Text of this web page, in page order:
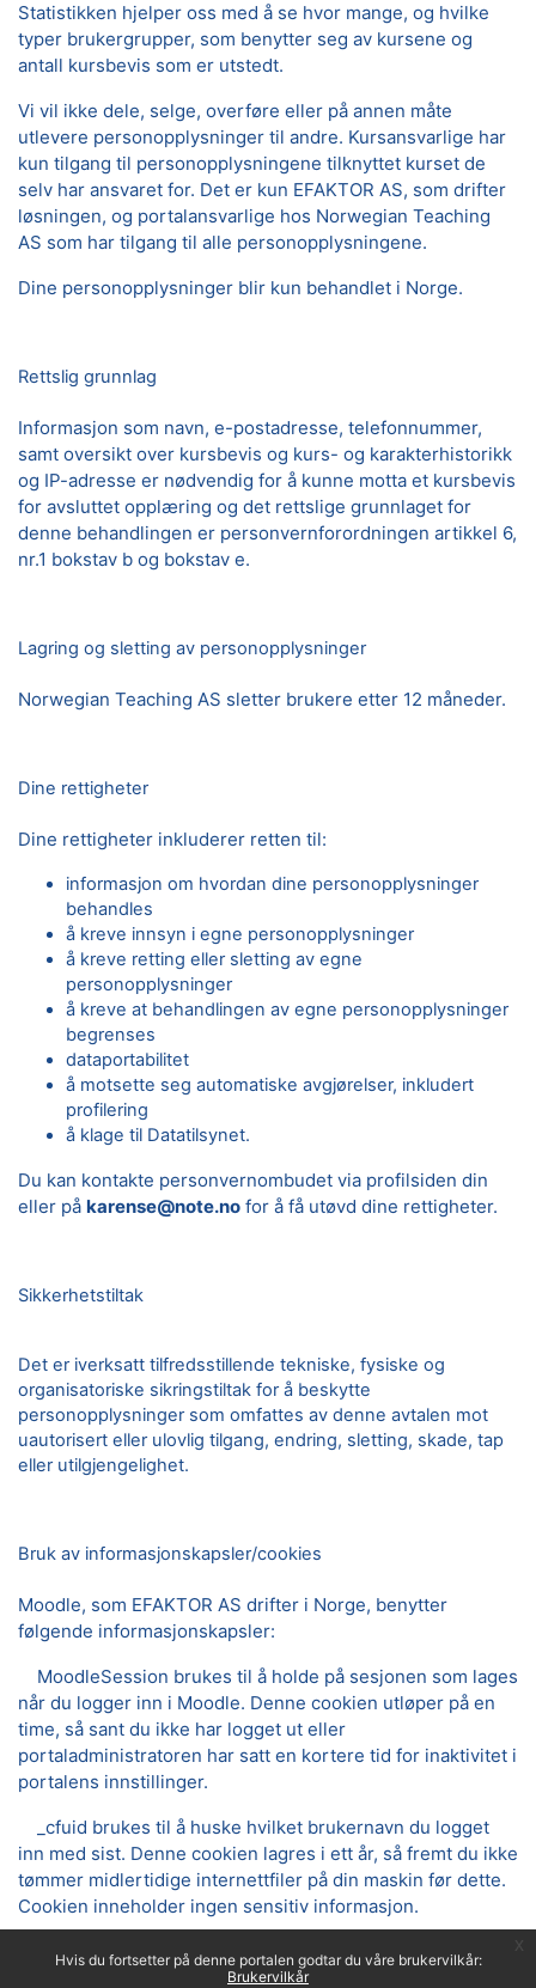
Hvis du fortsetter på denne portalen godtar du våre brukervilkår:
Brukervilkår
Statistikken hjelper oss med å se hvor mange, og hvilke
typer brukergrupper, som benytter seg av kursene og
antall kursbevis som er utstedt.
Vi vil ikke dele, selge, overføre eller på annen måte
utlevere personopplysninger til andre. Kursansvarlige har
kun tilgang til personopplysningene tilknyttet kurset de
selv har ansvaret for. Det er kun EFAKTOR AS, som drifter
løsningen, og portalansvarlige hos Norwegian Teaching
AS som har tilgang til alle personopplysningene.
Dine personopplysninger blir kun behandlet i Norge.
Rettslig grunnlag
Informasjon som navn, e-postadresse, telefonnummer,
samt oversikt over kursbevis og kurs- og karakterhistorikk
og IP-adresse er nødvendig for å kunne motta et kursbevis
for avsluttet opplæring og det rettslige grunnlaget for
denne behandlingen er personvernforordningen artikkel 6,
nr.1 bokstav b og bokstav e.
Lagring og sletting av personopplysninger
Norwegian Teaching AS sletter brukere etter 12 måneder.
Dine rettigheter
Dine rettigheter inkluderer retten til:
informasjon om hvordan dine personopplysninger
behandles
å kreve innsyn i egne personopplysninger
å kreve retting eller sletting av egne
personopplysninger
å kreve at behandlingen av egne personopplysninger
begrenses
dataportabilitet
å motsette seg automatiske avgjørelser, inkludert
profilering
å klage til Datatilsynet.
Du kan kontakte personvernombudet via profilsiden din
eller på karense@note.no for å få utøvd dine rettigheter.
Sikkerhetstiltak
Det er iverksatt tilfredsstillende tekniske, fysiske og
organisatoriske sikringstiltak for å beskytte
personopplysninger som omfattes av denne avtalen mot
uautorisert eller ulovlig tilgang, endring, sletting, skade, tap
eller utilgjengelighet.
Bruk av informasjonskapsler/cookies
Moodle, som EFAKTOR AS drifter i Norge, benytter
følgende informasjonskapsler:
MoodleSession brukes til å holde på sesjonen som lages
når du logger inn i Moodle. Denne cookien utløper på en
time, så sant du ikke har logget ut eller
portaladministratoren har satt en kortere tid for inaktivitet i
portalens innstillinger.
_cfuid brukes til å huske hvilket brukernavn du logget
inn med sist. Denne cookien lagres i ett år, så fremt du ikke
tømmer midlertidige internettfiler på din maskin før dette.
Cookien inneholder ingen sensitiv informasjon.